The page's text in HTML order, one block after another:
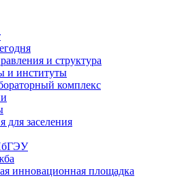
и структура
и институты
комплекс
заселения
инновационная площадка